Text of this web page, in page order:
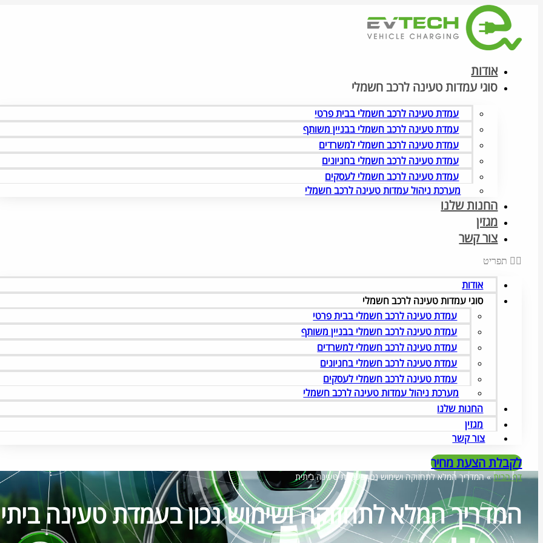
אודות
סוגי עמדות טעינה לרכב חשמלי
עמדת טעינה לרכב חשמלי בבית פרטי
עמדת טעינה לרכב חשמלי בבניין משותף
עמדת טעינה לרכב חשמלי למשרדים
עמדת טעינה לרכב חשמלי בחניונים
עמדת טעינה לרכב חשמלי לעסקים
מערכת ניהול עמדות טעינה לרכב חשמלי
החנות שלנו
מגזין
צור קשר
תפריט
אודות
סוגי עמדות טעינה לרכב חשמלי
עמדת טעינה לרכב חשמלי בבית פרטי
עמדת טעינה לרכב חשמלי בבניין משותף
עמדת טעינה לרכב חשמלי למשרדים
עמדת טעינה לרכב חשמלי בחניונים
עמדת טעינה לרכב חשמלי לעסקים
מערכת ניהול עמדות טעינה לרכב חשמלי
החנות שלנו
מגזין
צור קשר
לקבלת הצעת מחיר
דף הבית»המדריך המלא לתחזוקה ושימוש נכון בעמדת טעינה ביתית
המדריך המלא לתחזוקה ושימוש נכון בעמדת טעינה